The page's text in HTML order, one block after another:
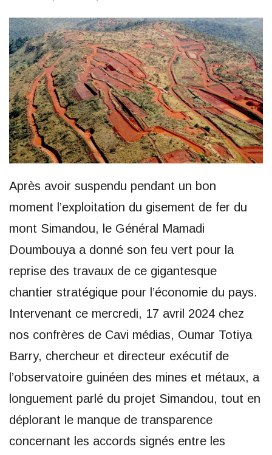
Après avoir suspendu pendant un bon
moment l’exploitation du gisement de fer du
mont Simandou, le Général Mamadi
Doumbouya a donné son feu vert pour la
reprise des travaux de ce gigantesque
chantier stratégique pour l’économie du pays.
Intervenant ce mercredi, 17 avril 2024 chez
nos confrères de Cavi médias, Oumar Totiya
Barry, chercheur et directeur exécutif de
l’observatoire guinéen des mines et métaux, a
longuement parlé du projet Simandou, tout en
déplorant le manque de transparence
concernant les accords signés entre les